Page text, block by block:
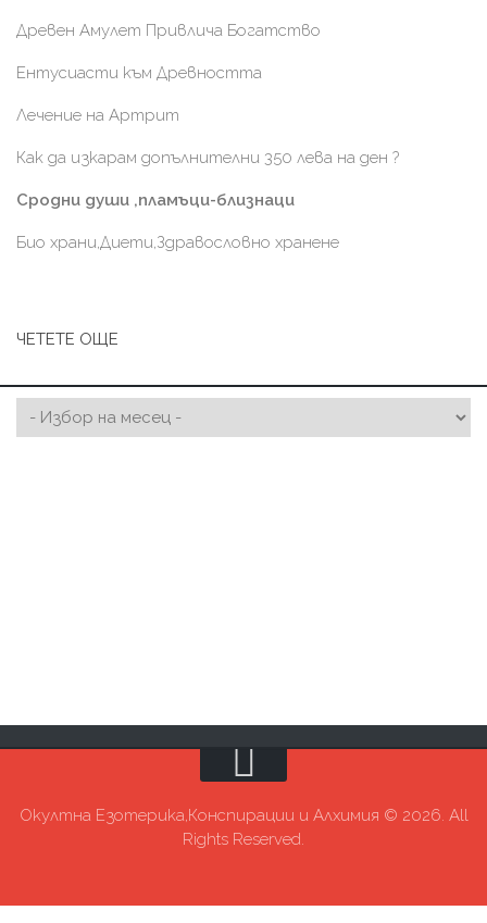
Древен Амулет Привлича Богатство
Ентусиасти към Древността
Лечение на Артрит
Как да изкарам допълнителни 350 лева на ден ?
Сродни души ,пламъци-близнаци
Био храни,Диети,Здравословно хранене
ЧЕТЕТЕ ОЩЕ
Окултна Езотерика,Конспирации и Алхимия © 2026. All
Rights Reserved.